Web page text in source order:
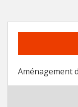
Aménagement